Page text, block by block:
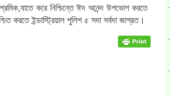
শ্রমিক,যাতে করে নিশ্চিন্তে ঈদ আনন্দ উপভোগ করতে
করতে ইন্ডাস্ট্রিয়াল পুলিশ ৫ সদা সর্বদা জাগ্রত।